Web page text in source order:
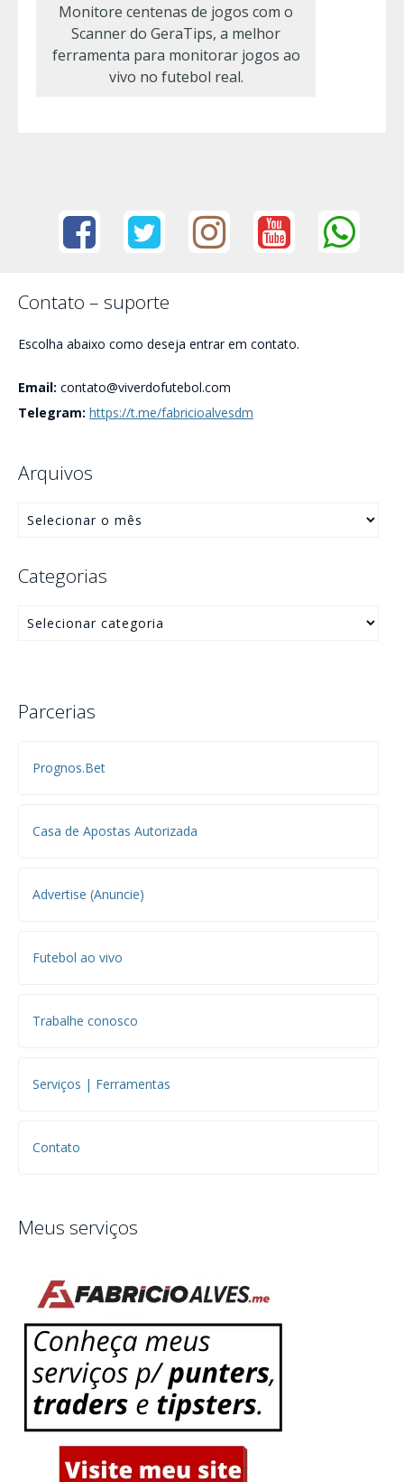
Monitore centenas de jogos com o
Scanner do GeraTips, a melhor
ferramenta para monitorar jogos ao
vivo no futebol real.
Contato – suporte
Escolha abaixo como deseja entrar em contato.
Email: contato@viverdofutebol.com
Telegram: https://t.me/fabricioalvesdm
Arquivos
Categorias
Parcerias
Prognos.Bet
Casa de Apostas Autorizada
Advertise (Anuncie)
Futebol ao vivo
Trabalhe conosco
Serviços | Ferramentas
Contato
Meus serviços